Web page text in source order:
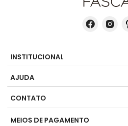
INSTITUCIONAL
AJUDA
CONTATO
MEIOS DE PAGAMENTO